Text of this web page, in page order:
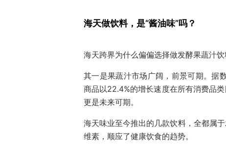
海天做饮料，是“酱油味”吗？
海天跨界为什么偏偏选择做发酵果蔬汁饮
其一是果蔬汁市场广阔，前景可期。据
商品以22.4%的增长速度在所有消费品
更是未来可期。
海天味业至今推出的几款饮料，全都属
维素，顺应了健康饮食的趋势。